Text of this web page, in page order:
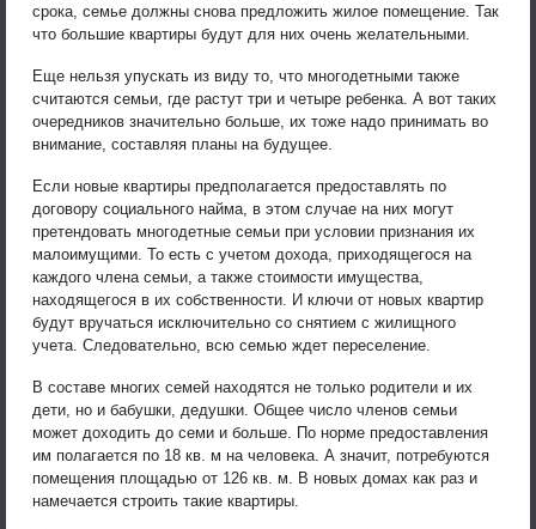
срока, семье должны снова предложить жилое помещение. Так
что большие квартиры будут для них очень желательными.
Еще нельзя упускать из виду то, что многодетными также
считаются семьи, где растут три и четыре ребенка. А вот таких
очередников значительно больше, их тоже надо принимать во
внимание, составляя планы на будущее.
Если новые квартиры предполагается предоставлять по
договору социального найма, в этом случае на них могут
претендовать многодетные семьи при условии признания их
малоимущими. То есть с учетом дохода, приходящегося на
каждого члена семьи, а также стоимости имущества,
находящегося в их собственности. И ключи от новых квартир
будут вручаться исключительно со снятием с жилищного
учета. Следовательно, всю семью ждет переселение.
В составе многих семей находятся не только родители и их
дети, но и бабушки, дедушки. Общее число членов семьи
может доходить до семи и больше. По норме предоставления
им полагается по 18 кв. м на человека. А значит, потребуются
помещения площадью от 126 кв. м. В новых домах как раз и
намечается строить такие квартиры.